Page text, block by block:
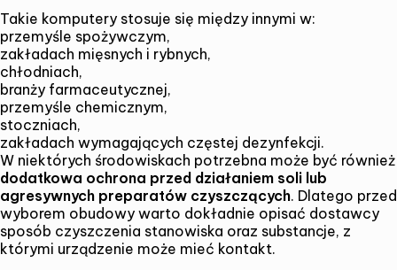
Takie komputery stosuje się między innymi w:
przemyśle spożywczym,
zakładach mięsnych i rybnych,
chłodniach,
branży farmaceutycznej,
przemyśle chemicznym,
stoczniach,
zakładach wymagających częstej dezynfekcji.
W niektórych środowiskach potrzebna może być również
dodatkowa ochrona przed działaniem soli lub
agresywnych preparatów czyszczących. Dlatego przed
wyborem obudowy warto dokładnie opisać dostawcy
sposób czyszczenia stanowiska oraz substancje, z
którymi urządzenie może mieć kontakt.